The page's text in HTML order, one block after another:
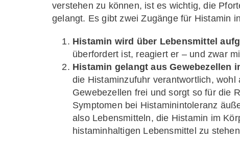
verstehen zu können, ist es wichtig, die
gelangt. Es gibt zwei Zugänge für Histamin
Histamin wird über Lebensmittel
überfordert ist, reagiert er – und zwar
Histamin gelangt aus Gewebezellen
die Histaminzufuhr verantwortlich,
Gewebezellen frei und sorgt so für die
Symptomen bei Histaminintoleranz
also Lebensmitteln, die Histamin im
histaminhaltigen Lebensmittel zu